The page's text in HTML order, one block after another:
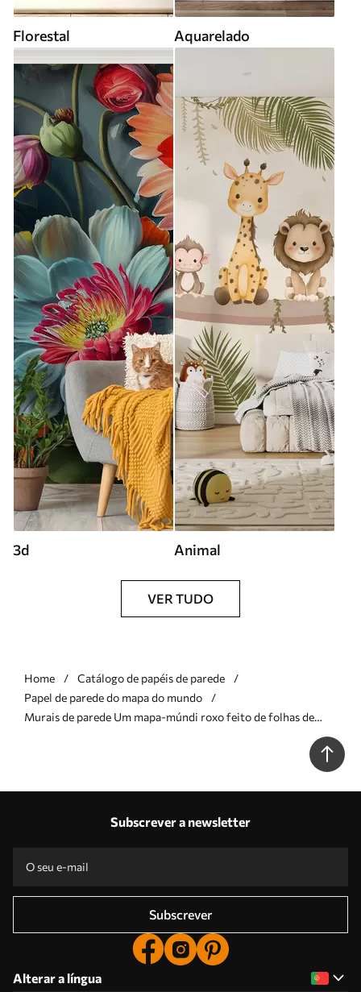
Florestal Aquarelado
3d Animal
VER TUDO
Home
Catálogo de papéis de parede
Papel de parede do mapa do mundo
Murais de parede Um mapa-múndi roxo feito de folhas de
Subscrever a newsletter
Subscrever
Alterar a língua